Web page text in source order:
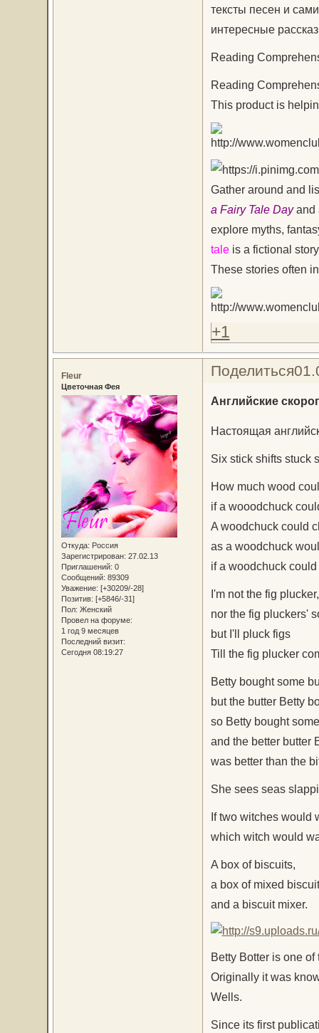
тексты песен и
интересные
Reading
Reading
This product is
Gather around and
a Fairy Tale Day and
explore myths,
tale is a fictional
These stories often
+1
Поделиться
Fleur
Цветочная Фея
Откуда: Россия
Зарегистрирован: 27.02.13
Приглашений: 0
Сообщений: 89309
Уважение: [+30209/-28]
Позитив: [+5846/-31]
Пол: Женский
Провел на форуме:
1 год 9 месяцев
Последний визит:
Сегодня 08:19:27
Английские
Настоящая
Six stick shifts stuck
How much wood
if a wooodchuck
A woodchuck could
as a woodchuck
if a woodchuck
I'm not the fig plucker,
nor the fig pluckers'
but I'll pluck figs
Till the fig plucker
Betty bought some
but the butter Betty
so Betty bought
and the better butter
was better than the
She sees seas
If two witches would
which witch would
A box of biscuits,
a box of mixed
and a biscuit mixer.
Betty Botter is one
Originally it was
Wells.
Since its first